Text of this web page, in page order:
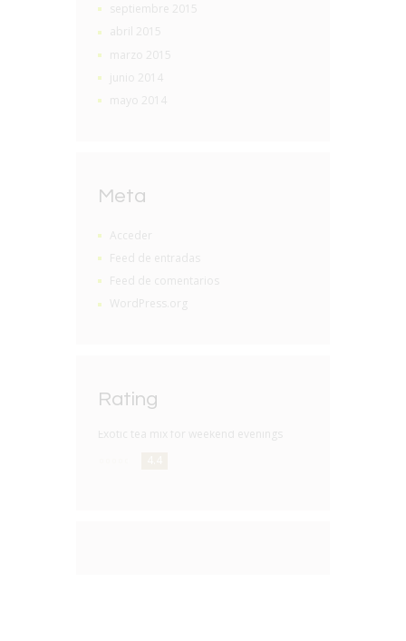
septiembre 2015
abril 2015
marzo 2015
junio 2014
mayo 2014
Meta
Acceder
Feed de entradas
Feed de comentarios
WordPress.org
Rating
Exotic tea mix for weekend evenings